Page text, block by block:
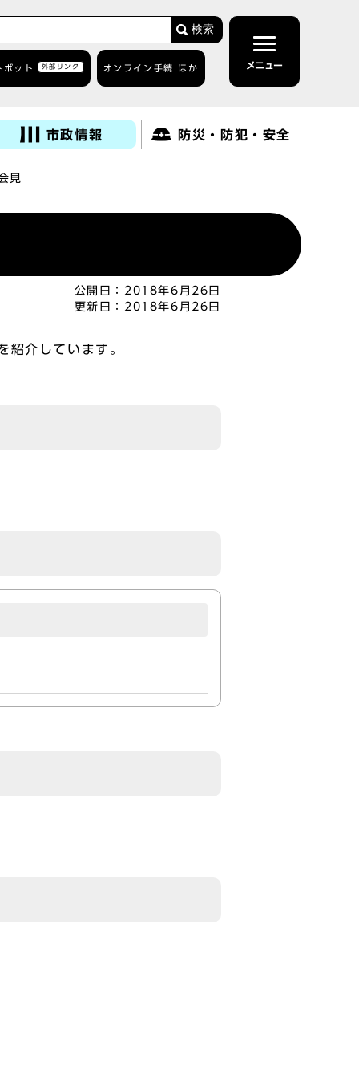
検索
ボット 外部リンク オンライン手続 ほか メニュー
市政情報 防災・防犯・安全
見
公開日： 2018年6月26日
更新日： 2018年6月26日
介しています。